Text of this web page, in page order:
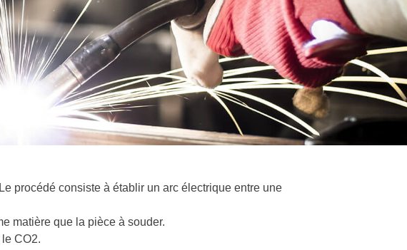
procédé consiste à établir un arc électrique entre une
matière que la pièce à souder.
le CO2.